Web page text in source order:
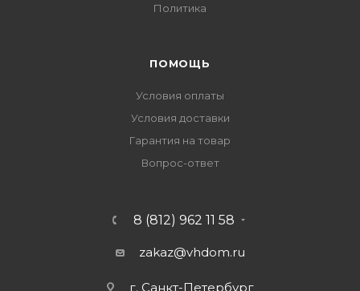
Политика
ПОМОЩЬ
Условия оплаты
Условия доставки
Гарантия на товар
Вопрос-ответ
8 (812) 962 11 58
zakaz@vhdom.ru
г. Санкт-Петербург